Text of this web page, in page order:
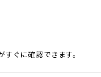
ぐに確認できます。